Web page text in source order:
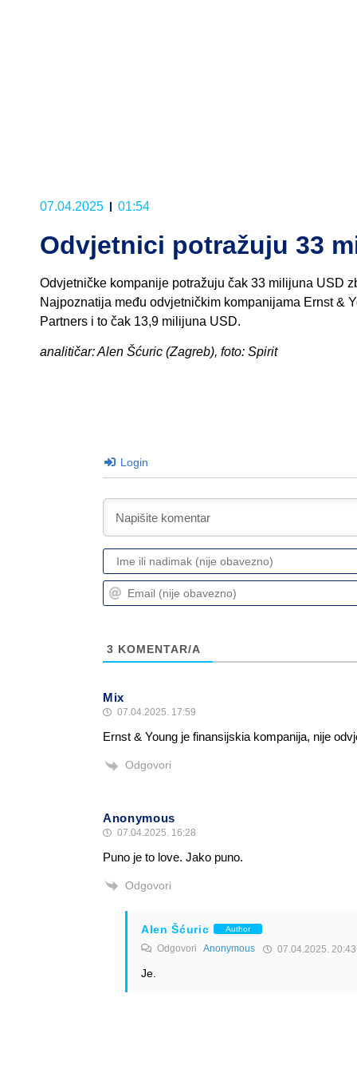
07.04.2025 01:54
Odvjetnici potražuju 33
Odvjetničke kompanije potražuju čak 33 milijuna USD
Najpoznatija među odvjetničkim kompanijama Ernst &
Partners i to čak 13,9 milijuna USD.
analitičar: Alen Šćuric (Zagreb), foto: Spirit
Login
3 KOMENTAR/A
Mix
07.04.2025. 17:59
Ernst & Young je finansijskia kompanija, nije
Odgovori
Anonymous
07.04.2025. 16:28
Puno je to love. Jako puno.
Odgovori
Alen Šćuric Author
Odgovori Anonymous 07.04.2025. 20:43
Je.